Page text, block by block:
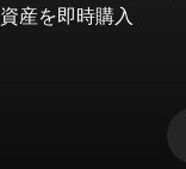
資産を即時購入